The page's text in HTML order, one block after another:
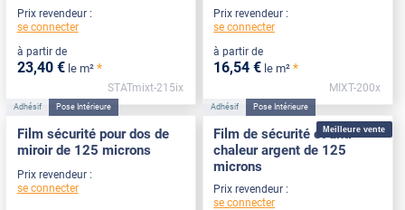
Prix revendeur :
se connecter
à partir de
23,40 € le m² *
STATmixt-215ix
Prix revendeur :
se connecter
à partir de
16,54 € le m² *
MIXT-200x
Adhésif Pose Intérieure
Film sécurité pour dos de
miroir de 125 microns
Prix revendeur :
se connecter
Meilleure vente
Adhésif Pose Intérieure
Film de sécurité et anti-
chaleur argent de 125
microns
Prix revendeur :
se connecter